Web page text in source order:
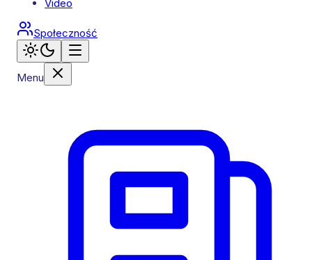
Video
Społeczność
Menu